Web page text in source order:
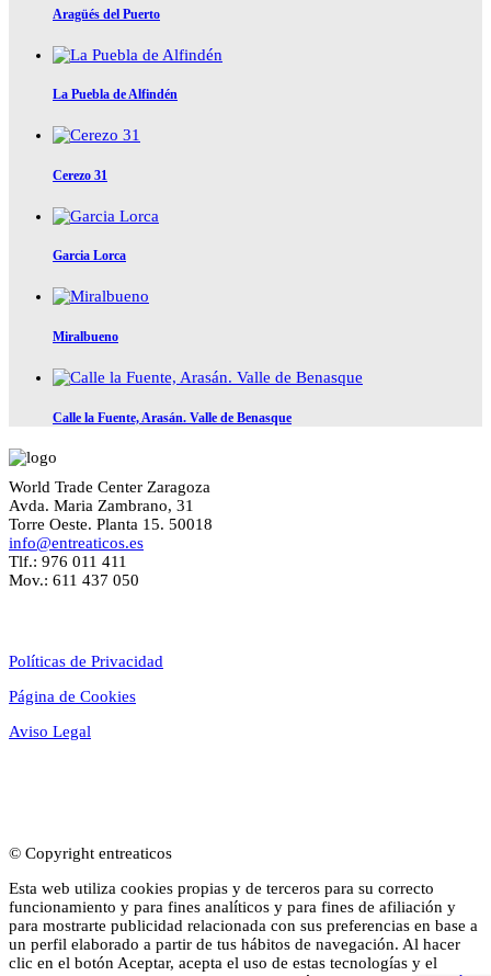
Aragüés del Puerto
La Puebla de Alfindén
Cerezo 31
Garcia Lorca
Miralbueno
Calle la Fuente, Arasán. Valle de Benasque
World Trade Center Zaragoza
Avda. Maria Zambrano, 31
Torre Oeste. Planta 15. 50018
info@entreaticos.es
Tlf.: 976 011 411
Mov.: 611 437 050
Políticas de Privacidad
Página de Cookies
Aviso Legal
© Copyright entreaticos
Esta web utiliza cookies propias y de terceros para su correcto
funcionamiento y para fines analíticos y para fines de afiliación y
para mostrarte publicidad relacionada con sus preferencias en base a
un perfil elaborado a partir de tus hábitos de navegación. Al hacer
clic en el botón Aceptar, acepta el uso de estas tecnologías y el